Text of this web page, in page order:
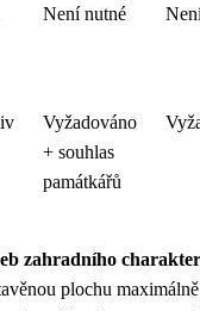
Není nutné
Vyžadováno
+ souhlas
památkářů
zahradního
plochu